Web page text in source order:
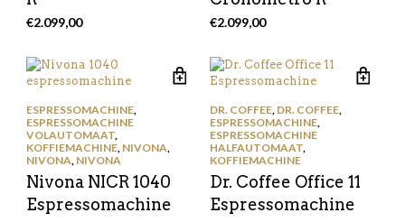
€2.099,00 €2.099,00
ESPRESSOMACHINE,
ESPRESSOMACHINE
VOLAUTOMAAT,
KOFFIEMACHINE, NIVONA
NIVONA NIVONA
Nivona NICR 1040
Espressomachine
DR. COFFEE, DR. COFFEE,
ESPRESSOMACHINE,
ESPRESSOMACHINE
HALFAUTOMAAT,
KOFFIEMACHINE
Dr. Coffee Office 11
Espressomachine